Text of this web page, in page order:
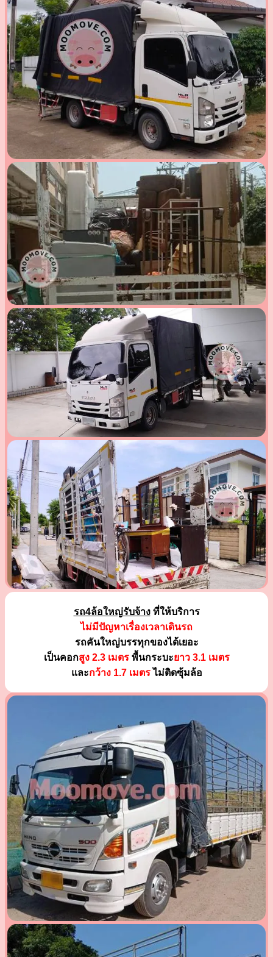
รถ4ล้อใหญ่รับจ้างที่ให้บริการ
ไม่มีปัญหาเรื่องเวลาเดินรถ
รถคันใหญ่บรรทุกของได้เยอะ
เป็นคอกสูง 2.3 เมตรพื้นกระบะยาว 3.1 เมตร
และกว้าง 1.7 เมตรไม่ติดซุ้มล้อ